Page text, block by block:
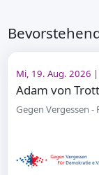
Mi, 19. Aug. 2026
Gegen Vergessen -